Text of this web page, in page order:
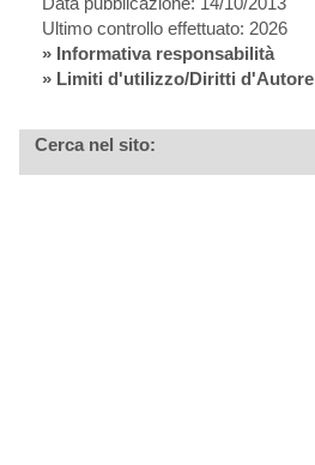
Ultimo controllo effettuato: 2026
» Informativa responsabilità
» Limiti d'utilizzo/Diritti d'Autore
Cerca nel sito: